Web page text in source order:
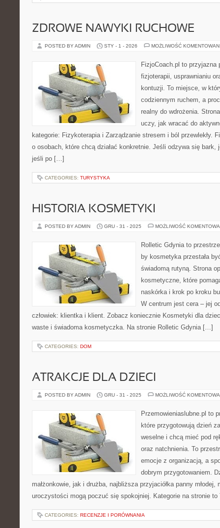
ZDROWE NAWYKI RUCHOWE
POSTED BY ADMIN STY - 1 - 2026 MOŻLIWOŚĆ
FizjoCoach.pl to przyjazna
fizjoterapii, usprawnianiu
kontuzji. To miejsce, w
codziennym ruchem, a
realny do wdrożenia.
uczy, jak wracać do
kategorie: Fizykoterapia i Zarządzanie stresem i ból przewlekły.
o osobach, które chcą działać konkretnie. Jeśli odzywa się bark,
jeśli po […]
CATEGORIES: TURYSTYKA
HISTORIA KOSMETYKI
POSTED BY ADMIN GRU - 31 - 2025 MOŻLIWOŚĆ
Rolletic Gdynia to
by kosmetyka przestała
świadomą rutyną. Strona
kosmetyczne, które
naskórka i krok po kroku
W centrum jest cera – jej
człowiek: klientka i klient. Zobacz koniecznie Kosmetyki dla
waste i świadoma kosmetyczka. Na stronie Rolletic Gdynia […]
CATEGORIES: DOM
ATRAKCJE DLA DZIECI
POSTED BY ADMIN GRU - 31 - 2025 MOŻLIWOŚĆ
Przemowieniaslubne.pl to
które przygotowują dzień
weselne i chcą mieć pod
oraz natchnienia. To
emocje z organizacją, a
dobrym przygotowaniem.
małżonkowie, jak i drużba, najbliższa przyjaciółka panny
uroczystości mogą poczuć się spokojniej. Kategorie na stronie
CATEGORIES: RECENZJE I PORÓWNANIA